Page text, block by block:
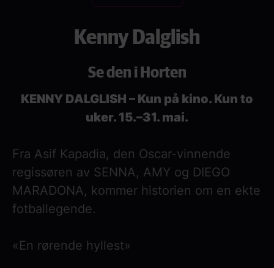
Kenny Dalglish
Se den i Horten
KENNY DALGLISH – Kun på kino. Kun to
uker. 15.–31. mai.
Fra Asif Kapadia, den Oscar-vinnende
regissøren av SENNA, AMY og DIEGO
MARADONA, kommer historien om en ekte
fotballegende.
«En rørende hyllest»